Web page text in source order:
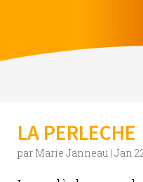
LA PERLECHE
par Marie Janneau | Jan